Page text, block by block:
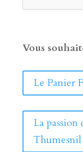
Vous
Le Panier
La passion
Thumesnil